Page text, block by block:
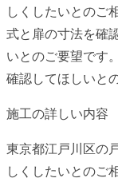
しくしたいとのご
式と扉の寸法を確
いとのご要望です
確認してほしいと
施工の詳しい内容
東京都江戸川区の
しくしたいとのご